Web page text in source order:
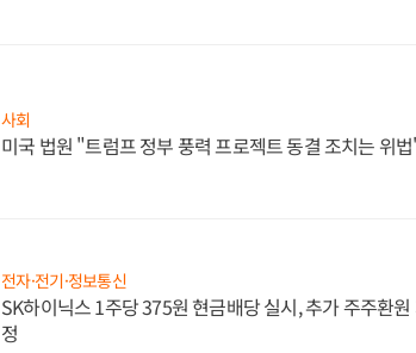
사회
미국 법원 "트럼프 정부 풍력 프로젝트 동결 조치는 위
전자·전기·정보통신
SK하이닉스 1주당 375원 현금배당 실시, 추가 주주환원
정